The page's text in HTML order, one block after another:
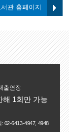
서관 홈페이지
출연장
해 1회만 가능
02-6413-4947, 4948